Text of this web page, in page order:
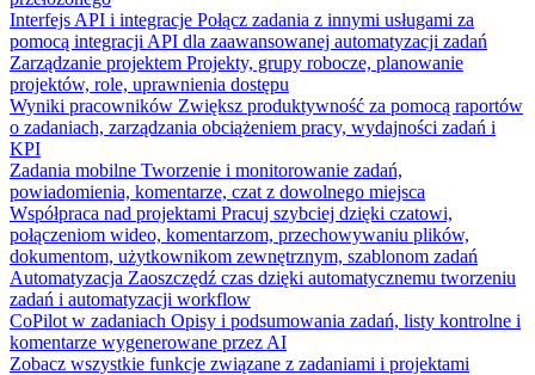
Interfejs API i integracje Połącz zadania z innymi usługami za
pomocą integracji API dla zaawansowanej automatyzacji zadań
Zarządzanie projektem Projekty, grupy robocze, planowanie
projektów, role, uprawnienia dostępu
Wyniki pracowników Zwiększ produktywność za pomocą raportów
o zadaniach, zarządzania obciążeniem pracy, wydajności zadań i
KPI
Zadania mobilne Tworzenie i monitorowanie zadań,
powiadomienia, komentarze, czat z dowolnego miejsca
Współpraca nad projektami Pracuj szybciej dzięki czatowi,
połączeniom wideo, komentarzom, przechowywaniu plików,
dokumentom, użytkownikom zewnętrznym, szablonom zadań
Automatyzacja Zaoszczędź czas dzięki automatycznemu tworzeniu
zadań i automatyzacji workflow
CoPilot w zadaniach Opisy i podsumowania zadań, listy kontrolne i
komentarze wygenerowane przez AI
Zobacz wszystkie funkcje związane z zadaniami i projektami